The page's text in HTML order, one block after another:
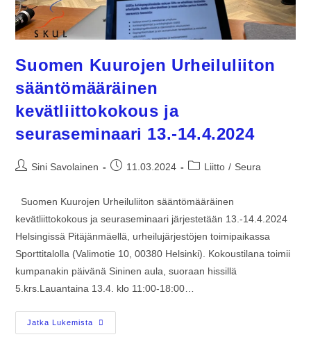
Suomen Kuurojen Urheiluliiton
sääntömääräinen
kevätliittokokous ja
seuraseminaari 13.-14.4.2024
Sini Savolainen 11.03.2024 Liitto / Seura
Suomen Kuurojen Urheiluliiton sääntömääräinen
kevätliittokokous ja seuraseminaari järjestetään 13.-14.4.2024
Helsingissä Pitäjänmäellä, urheilujärjestöjen toimipaikassa
Sporttitalolla (Valimotie 10, 00380 Helsinki). Kokoustilana toimii
kumpanakin päivänä Sininen aula, suoraan hissillä
5.krs.Lauantaina 13.4. klo 11:00-18:00…
Jatka Lukemista